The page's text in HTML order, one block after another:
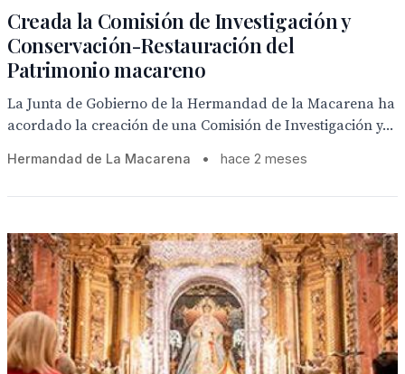
Creada la Comisión de Investigación y
Conservación-Restauración del
Patrimonio macareno
La Junta de Gobierno de la Hermandad de la Macarena ha
acordado la creación de una Comisión de Investigación y...
Hermandad de La Macarena • hace 2 meses